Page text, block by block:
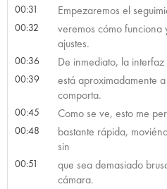
00:31 Empezaremos el
00:32
veremos cómo funciona
ajustes.
00:36 De inmediato, la
00:39
está aproximadamente
comporta.
00:45 Como se ve, esto me
00:48
bastante rápida,
sin
00:51
que sea demasiado
cámara.